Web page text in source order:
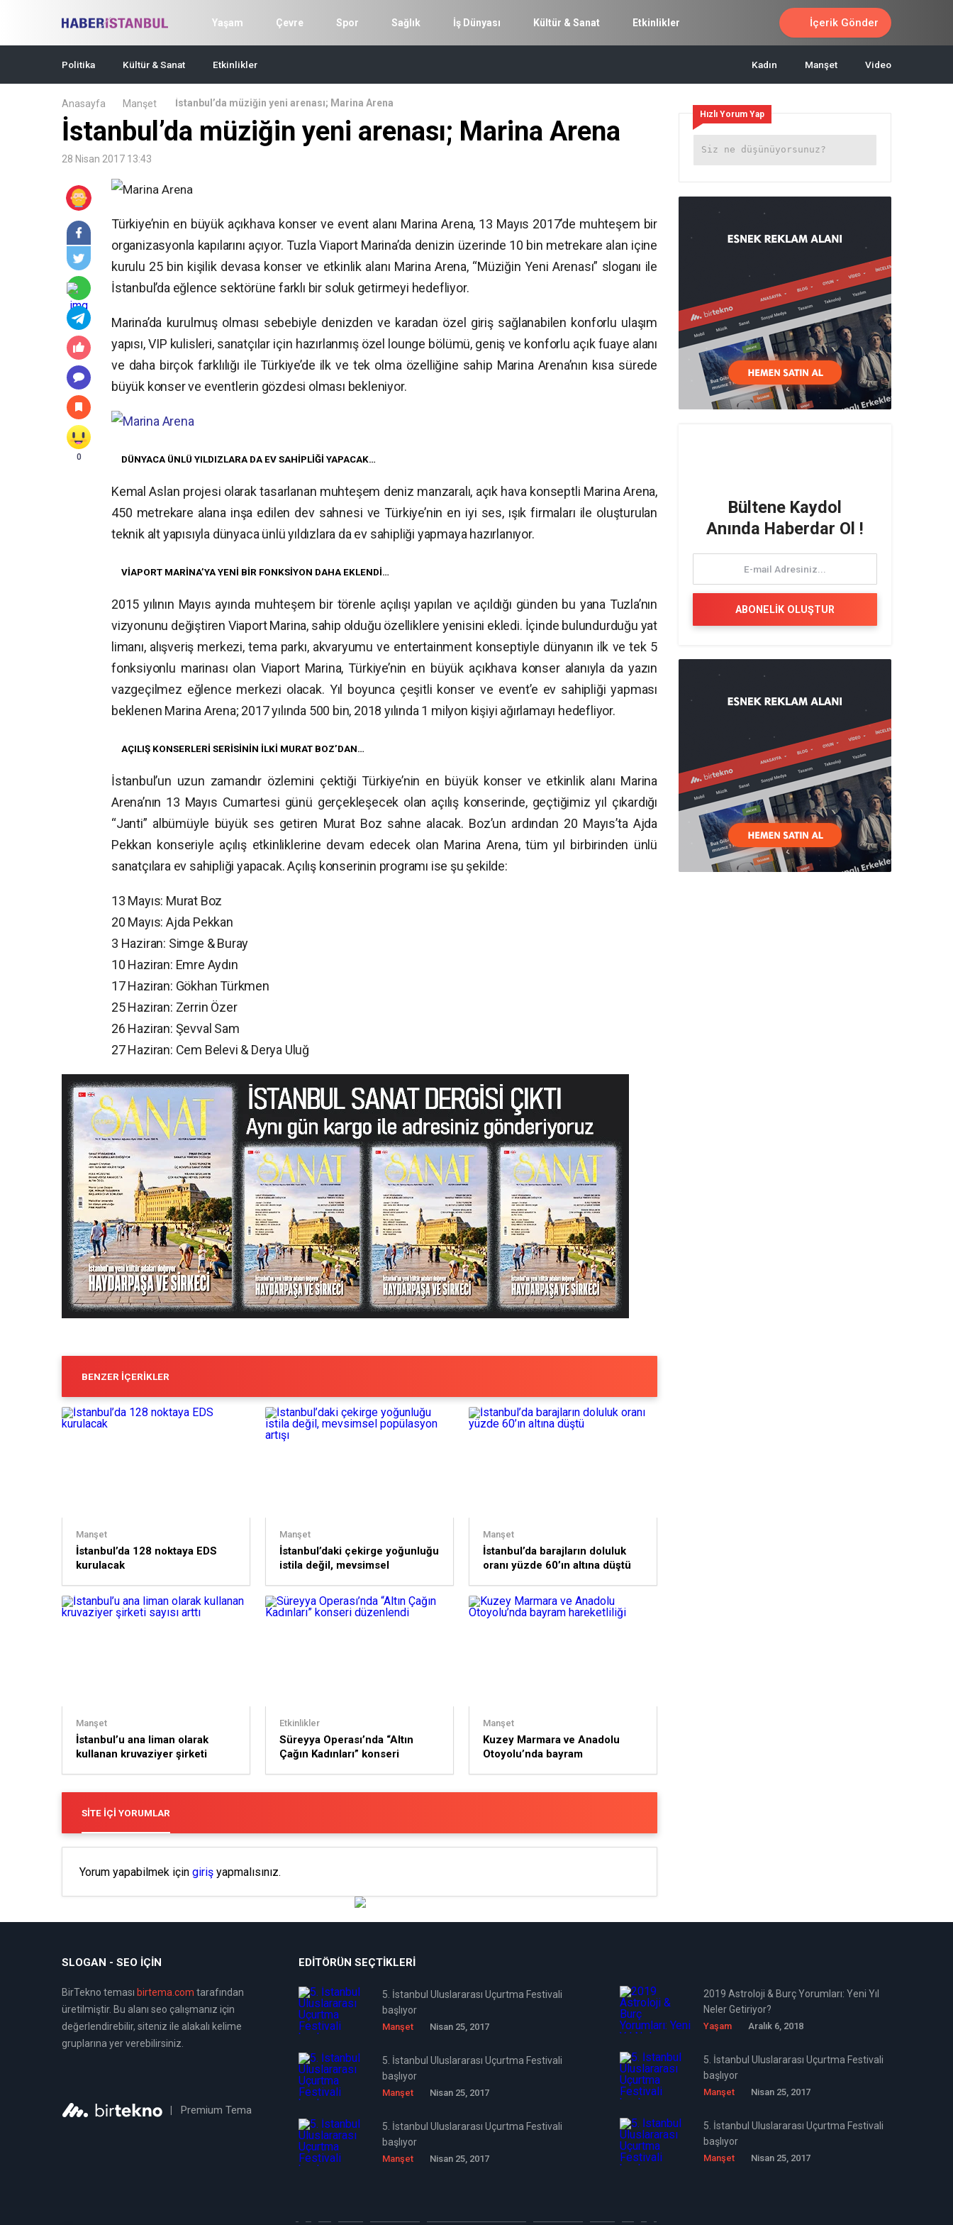
Yaşam Çevre Spor Sağlık İş Dünyası Kültür & Sanat Etkinlikler İçerik Gönder
Politika Kültür & Sanat Etkinlikler Kadın Manşet Video
Anasayfa Manşet İstanbul’da müziğin yeni arenası; Marina Arena
İstanbul’da müziğin yeni arenası; Marina Arena
28 Nisan 2017 13:43
0
Türkiye’nin en büyük açıkhava konser ve event alanı Marina Arena, 13 Mayıs 2017’de muhteşem bir
organizasyonla kapılarını açıyor. Tuzla Viaport Marina’da denizin üzerinde 10 bin metrekare alan içine
kurulu 25 bin kişilik devasa konser ve etkinlik alanı Marina Arena, “Müziğin Yeni Arenası” sloganı ile
İstanbul’da eğlence sektörüne farklı bir soluk getirmeyi hedefliyor.
Marina’da kurulmuş olması sebebiyle denizden ve karadan özel giriş sağlanabilen konforlu ulaşım
yapısı, VIP kulisleri, sanatçılar için hazırlanmış özel lounge bölümü, geniş ve konforlu açık fuaye alanı
ve daha birçok farklılığı ile Türkiye’de ilk ve tek olma özelliğine sahip Marina Arena’nın kısa sürede
büyük konser ve eventlerin gözdesi olması bekleniyor.
DÜNYACA ÜNLÜ YILDIZLARA DA EV SAHİPLİĞİ YAPACAK…
Kemal Aslan projesi olarak tasarlanan muhteşem deniz manzaralı, açık hava konseptli Marina Arena,
450 metrekare alana inşa edilen dev sahnesi ve Türkiye’nin en iyi ses, ışık firmaları ile oluşturulan
teknik alt yapısıyla dünyaca ünlü yıldızlara da ev sahipliği yapmaya hazırlanıyor.
VİAPORT MARİNA’YA YENİ BİR FONKSİYON DAHA EKLENDİ…
2015 yılının Mayıs ayında muhteşem bir törenle açılışı yapılan ve açıldığı günden bu yana Tuzla’nın
vizyonunu değiştiren Viaport Marina, sahip olduğu özelliklere yenisini ekledi. İçinde bulundurduğu yat
limanı, alışveriş merkezi, tema parkı, akvaryumu ve entertainment konseptiyle dünyanın ilk ve tek 5
fonksiyonlu marinası olan Viaport Marina, Türkiye’nin en büyük açıkhava konser alanıyla da yazın
vazgeçilmez eğlence merkezi olacak. Yıl boyunca çeşitli konser ve event’e ev sahipliği yapması
beklenen Marina Arena; 2017 yılında 500 bin, 2018 yılında 1 milyon kişiyi ağırlamayı hedefliyor.
AÇILIŞ KONSERLERİ SERİSİNİN İLKİ MURAT BOZ’DAN…
İstanbul’un uzun zamandır özlemini çektiği Türkiye’nin en büyük konser ve etkinlik alanı Marina
Arena’nın 13 Mayıs Cumartesi günü gerçekleşecek olan açılış konserinde, geçtiğimiz yıl çıkardığı
“Janti” albümüyle büyük ses getiren Murat Boz sahne alacak. Boz’un ardından 20 Mayıs’ta Ajda
Pekkan konseriyle açılış etkinliklerine devam edecek olan Marina Arena, tüm yıl birbirinden ünlü
sanatçılara ev sahipliği yapacak. Açılış konserinin programı ise şu şekilde:
13 Mayıs: Murat Boz
20 Mayıs: Ajda Pekkan
3 Haziran: Simge & Buray
10 Haziran: Emre Aydın
17 Haziran: Gökhan Türkmen
25 Haziran: Zerrin Özer
26 Haziran: Şevval Sam
27 Haziran: Cem Belevi & Derya Uluğ
BENZER İÇERIKLER
Manşet
İstanbul’da 128 noktaya EDS
kurulacak
Manşet
İstanbul’daki çekirge yoğunluğu
istila değil, mevsimsel
Manşet
İstanbul’da barajların doluluk
oranı yüzde 60’ın altına düştü
Manşet
İstanbul’u ana liman olarak
kullanan kruvaziyer şirketi
Etkinlikler
Süreyya Operası’nda “Altın
Çağın Kadınları” konseri
Manşet
Kuzey Marmara ve Anadolu
Otoyolu’nda bayram
SITE İÇI YORUMLAR
Yorum yapabilmek için giriş yapmalısınız.
Hızlı Yorum Yap
Bültene Kaydol
Anında Haberdar Ol !
ABONELİK OLUŞTUR
SLOGAN - SEO İÇIN
BirTekno teması birtema.com tarafından
üretilmiştir. Bu alanı seo çalışmanız için
değerlendirebilir, siteniz ile alakalı kelime
gruplarına yer verebilirsiniz.
| Premium Tema
EDITÖRÜN SEÇTIKLERI
5. İstanbul Uluslararası Uçurtma Festivali
başlıyor
Manşet Nisan 25, 2017
2019 Astroloji & Burç Yorumları: Yeni Yıl
Neler Getiriyor?
Yaşam Aralık 6, 2018
5. İstanbul Uluslararası Uçurtma Festivali
başlıyor
Manşet Nisan 25, 2017
5. İstanbul Uluslararası Uçurtma Festivali
başlıyor
Manşet Nisan 25, 2017
5. İstanbul Uluslararası Uçurtma Festivali
başlıyor
Manşet Nisan 25, 2017
5. İstanbul Uluslararası Uçurtma Festivali
başlıyor
Manşet Nisan 25, 2017